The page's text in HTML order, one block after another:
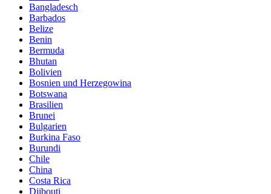
Bangladesch
Barbados
Belize
Benin
Bermuda
Bhutan
Bolivien
Bosnien und Herzegowina
Botswana
Brasilien
Brunei
Bulgarien
Burkina Faso
Burundi
Chile
China
Costa Rica
Djibouti